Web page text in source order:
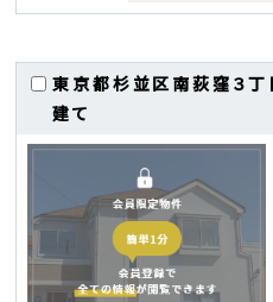
東京都杉並区南荻窪３
建て